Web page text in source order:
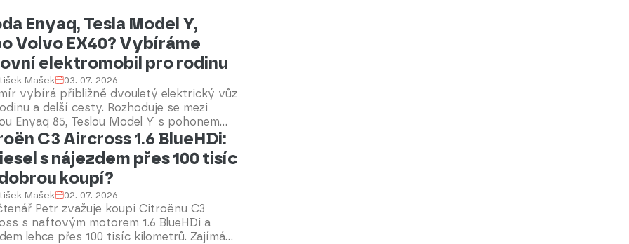
cestování? Poradíme.
Enyaq, Tesla Model Y,
Volvo EX40? Vybíráme
elektromobil pro rodinu
Mašek 03. 07. 2026
vybírá přibližně dvouletý elektrický vůz
a delší cesty. Rozhoduje se mezi
Enyaq 85, Teslou Model Y s pohonem
kol a Volvem EX40. Který z těchto tří
jako ojetina největší smysl?
C3 Aircross 1.6 BlueHDi:
s nájezdem přes 100 tisíc
koupí?
Mašek 02. 07. 2026
Petr zvažuje koupi Citroënu C3
s naftovým motorem 1.6 BlueHDi a
lehce přes 100 tisíc kilometrů. Zajímá